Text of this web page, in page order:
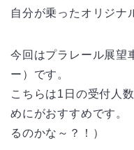
自分が乗ったオリジナ
今回はプラレール展
ー）です。
こちらは1日の受付人
めにがおすすめです。
るのかな～？！）